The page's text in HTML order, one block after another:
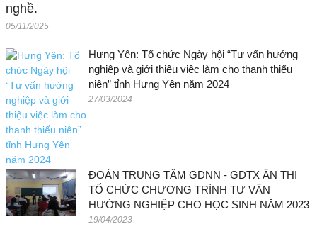
nghề.
05/11/2025
Hưng Yên: Tổ chức Ngày hội “Tư vấn hướng
nghiệp và giới thiệu việc làm cho thanh thiếu
niên” tỉnh Hưng Yên năm 2024
27/03/2024
ĐOÀN TRUNG TÂM GDNN - GDTX ÂN THI
TỔ CHỨC CHƯƠNG TRÌNH TƯ VẤN
HƯỚNG NGHIỆP CHO HỌC SINH NĂM 2023
19/04/2023